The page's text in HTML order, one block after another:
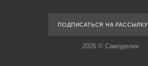
ПОДПИСАТЬСЯ НА РАССЫЛКУ
2026 © Самоделки